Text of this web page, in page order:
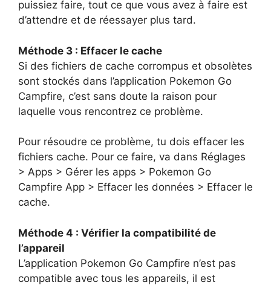
puissiez faire, tout ce que vous avez à faire est
d’attendre et de réessayer plus tard.
Méthode 3 : Effacer le cache
Si des fichiers de cache corrompus et obsolètes
sont stockés dans l’application Pokemon Go
Campfire, c’est sans doute la raison pour
laquelle vous rencontrez ce problème.
Pour résoudre ce problème, tu dois effacer les
fichiers cache. Pour ce faire, va dans Réglages
> Apps > Gérer les apps > Pokemon Go
Campfire App > Effacer les données > Effacer le
cache.
Méthode 4 : Vérifier la compatibilité de
l’appareil
L’application Pokemon Go Campfire n’est pas
compatible avec tous les appareils, il est